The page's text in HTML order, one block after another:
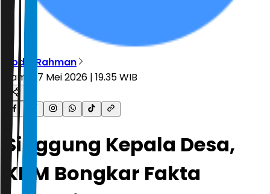
Abdul Rahman
Kamis, 7 Mei 2026 | 19.35 WIB
Singgung Kepala Desa,
KDM Bongkar Fakta